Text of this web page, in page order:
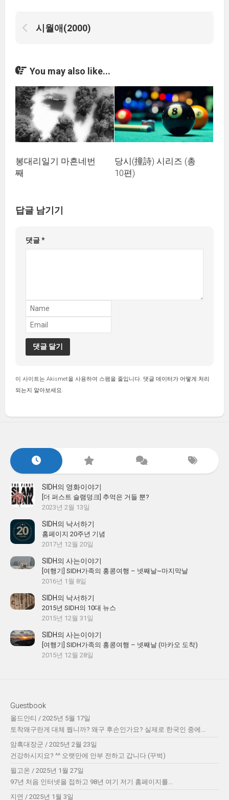
시월애(2000)
You may also like...
봉대리일기 마흔네번
째
당시(撞詩) 시리즈 (총
10편)
답글 남기기
댓글*
이 사이트는 Akismet을 사용하여 스팸을 줄입니다. 댓글 데이터가 어떻게 처리
되는지 알아보세요.
SIDH의 영화이야기
[더 퍼스트 슬램덩크] 추억은 거들 뿐?
2023년 2월 13일
SIDH의 낙서하기
홈페이지 20주년 기념
2017년 12월 20일
SIDH의 사는이야기
[여행기] SIDH가족의 홍콩여행 – 넷째날~마지막날
2016년 1월 8일
SIDH의 낙서하기
2015년 SIDH의 10대 뉴스
2015년 12월 31일
SIDH의 사는이야기
[여행기] SIDH가족의 홍콩여행 – 넷째날 (마카오 도착)
2015년 12월 28일
Guestbook
올드안티 / 2025년 5월 17일
토착왜구란게 대체 뭡니까? 왜구 후손인가요? 실제로 한국인 중에...
암흑대장군 / 2025년 2월 23일
건강하시지요? ^^ 오랫만에 안부 전하고 갑니다 (꾸벅)
윌고온 / 2025년 1월 27일
97년 처음 인터넷을 접하고 98년 여기 저기 홈페이지를...
지연 / 2025년 1월 3일